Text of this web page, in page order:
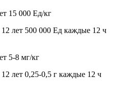
15 000 Ед/кг
лет 500 000 Ед каждые 12 ч
5-8 мг/кг
лет 0,25-0,5 г каждые 12 ч